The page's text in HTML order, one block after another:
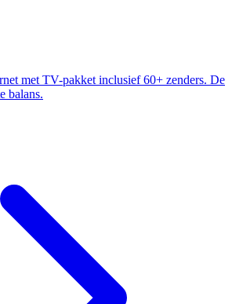
met TV-pakket inclusief 60+ zenders. De
balans.